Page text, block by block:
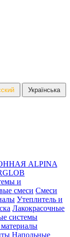
Українська
ALPINA
и
смеси Смеси
Утеплитель и
Лакокрасочные
системы
Напольные